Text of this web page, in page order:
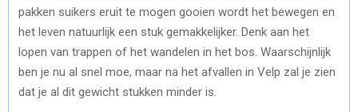
pakken suikers eruit te mogen gooien wordt het bewegen en
het leven natuurlijk een stuk gemakkelijker. Denk aan het
lopen van trappen of het wandelen in het bos. Waarschijnlijk
ben je nu al snel moe, maar na het afvallen in Velp zal je zien
dat je al dit gewicht stukken minder is.